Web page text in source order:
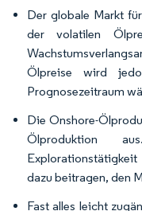
Der globale Markt
der volatilen
Ölpreise wird
Prognosezeitraum
Die Onshore-
Ölproduktion
dazu beitragen, den
Fast alles leicht